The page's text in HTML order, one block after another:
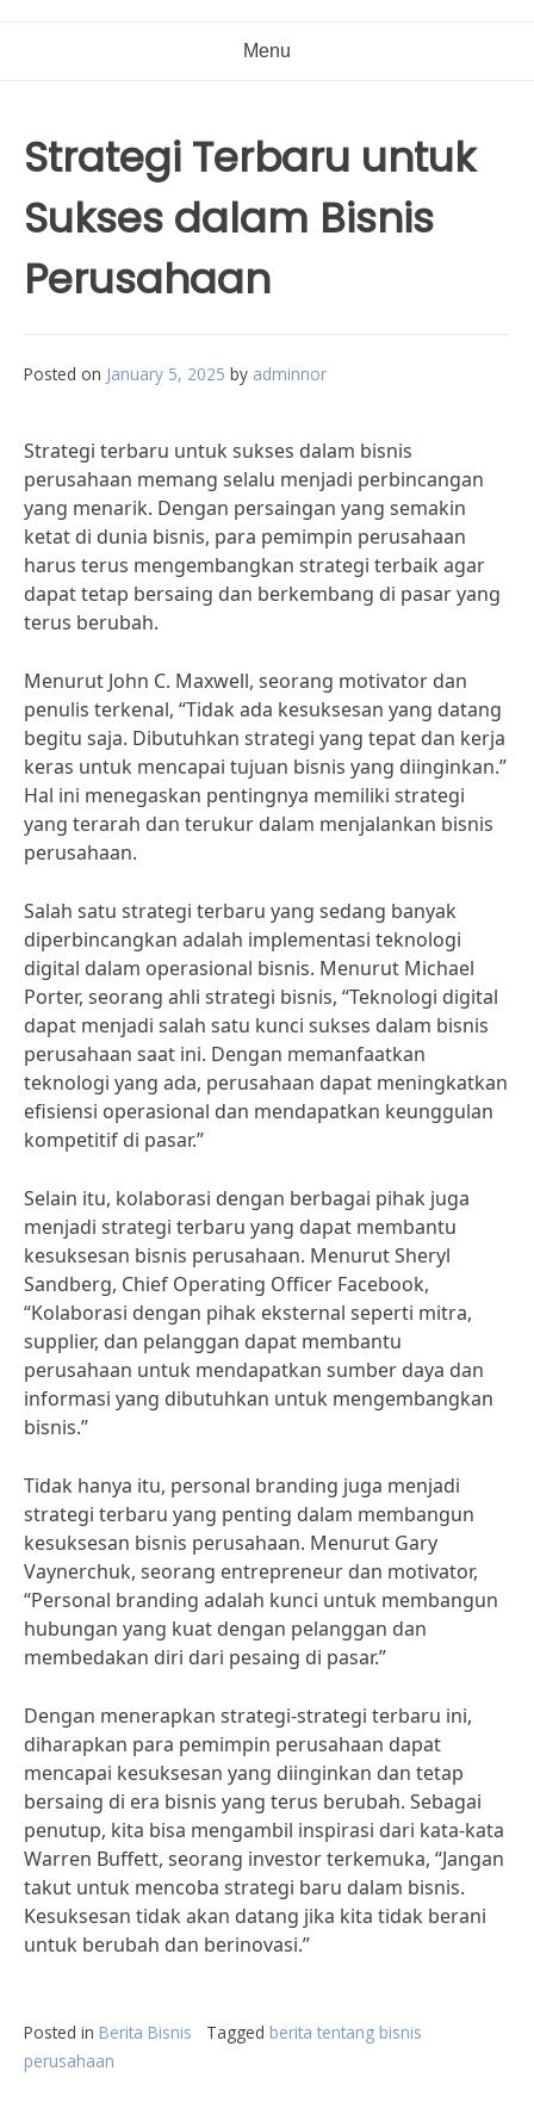
Menu
Strategi Terbaru untuk
Sukses dalam Bisnis
Perusahaan
Posted on January 5, 2025 by adminnor
Strategi terbaru untuk sukses dalam bisnis
perusahaan memang selalu menjadi perbincangan
yang menarik. Dengan persaingan yang semakin
ketat di dunia bisnis, para pemimpin perusahaan
harus terus mengembangkan strategi terbaik agar
dapat tetap bersaing dan berkembang di pasar yang
terus berubah.
Menurut John C. Maxwell, seorang motivator dan
penulis terkenal, “Tidak ada kesuksesan yang datang
begitu saja. Dibutuhkan strategi yang tepat dan kerja
keras untuk mencapai tujuan bisnis yang diinginkan.”
Hal ini menegaskan pentingnya memiliki strategi
yang terarah dan terukur dalam menjalankan bisnis
perusahaan.
Salah satu strategi terbaru yang sedang banyak
diperbincangkan adalah implementasi teknologi
digital dalam operasional bisnis. Menurut Michael
Porter, seorang ahli strategi bisnis, “Teknologi digital
dapat menjadi salah satu kunci sukses dalam bisnis
perusahaan saat ini. Dengan memanfaatkan
teknologi yang ada, perusahaan dapat meningkatkan
efisiensi operasional dan mendapatkan keunggulan
kompetitif di pasar.”
Selain itu, kolaborasi dengan berbagai pihak juga
menjadi strategi terbaru yang dapat membantu
kesuksesan bisnis perusahaan. Menurut Sheryl
Sandberg, Chief Operating Officer Facebook,
“Kolaborasi dengan pihak eksternal seperti mitra,
supplier, dan pelanggan dapat membantu
perusahaan untuk mendapatkan sumber daya dan
informasi yang dibutuhkan untuk mengembangkan
bisnis.”
Tidak hanya itu, personal branding juga menjadi
strategi terbaru yang penting dalam membangun
kesuksesan bisnis perusahaan. Menurut Gary
Vaynerchuk, seorang entrepreneur dan motivator,
“Personal branding adalah kunci untuk membangun
hubungan yang kuat dengan pelanggan dan
membedakan diri dari pesaing di pasar.”
Dengan menerapkan strategi-strategi terbaru ini,
diharapkan para pemimpin perusahaan dapat
mencapai kesuksesan yang diinginkan dan tetap
bersaing di era bisnis yang terus berubah. Sebagai
penutup, kita bisa mengambil inspirasi dari kata-kata
Warren Buffett, seorang investor terkemuka, “Jangan
takut untuk mencoba strategi baru dalam bisnis.
Kesuksesan tidak akan datang jika kita tidak berani
untuk berubah dan berinovasi.”
Posted in Berita Bisnis Tagged berita tentang bisnis
perusahaan